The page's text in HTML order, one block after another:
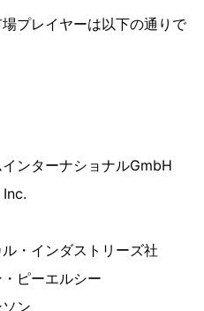
プレイヤーは以下の通りで
ンターナショナルGmbH
・インダストリーズ社
ピーエルシー
ン